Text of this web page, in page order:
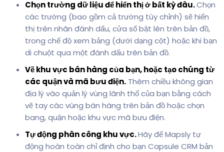
Chọn trường dữ liệu để hiển thị ở bất kỳ đâu.Chọn
các trường (bao gồm cả trường tùy chỉnh) sẽ hiển
thị trên nhãn đánh dấu, cửa sổ bật lên trên bản đồ,
trong chế độ xem bảng (dưới dạng cột) hoặc khi bạn
di chuột qua một đánh dấu trên bản đồ.
Vẽ khu vực bán hàng của bạn, hoặc tạo chúng từ
các quận và mã bưu điện. Thêm chiều không gian
địa lý vào quản lý vùng lãnh thổ của bạn bằng cách
vẽ tay các vùng bán hàng trên bản đồ hoặc chọn
bang, quận hoặc khu vực mã bưu điện.
Tự động phân công khu vực.Hãy để Mapsly tự
động hoàn toàn chỉ định cho bạn Capsule CRM bản